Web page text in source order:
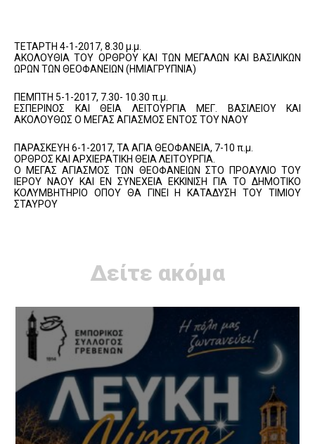
ΤΕΤΑΡΤΗ 4-1-2017, 8.30 μ.μ.
ΑΚΟΛΟΥΘΙΑ ΤΟΥ ΟΡΘΡΟΥ ΚΑΙ ΤΩΝ ΜΕΓΑΛΩΝ ΚΑΙ ΒΑΣΙΛΙΚΩΝ
ΩΡΩΝ ΤΩΝ ΘΕΟΦΑΝΕΙΩΝ (ΗΜΙΑΓΡΥΠΝΙΑ)
ΠΕΜΠΤΗ 5-1-2017, 7.30- 10.30 π.μ.
ΕΣΠΕΡΙΝΟΣ ΚΑΙ ΘΕΙΑ ΛΕΙΤΟΥΡΓΙΑ ΜΕΓ. ΒΑΣΙΛΕΙΟΥ ΚΑΙ
ΑΚΟΛΟΥΘΩΣ Ο ΜΕΓΑΣ ΑΓΙΑΣΜΟΣ ΕΝΤΟΣ ΤΟΥ ΝΑΟΥ
ΠΑΡΑΣΚΕΥΗ 6-1-2017, ΤΑ ΑΓΙΑ ΘΕΟΦΑΝΕΙΑ, 7-10 π.μ.
ΟΡΘΡΟΣ ΚΑΙ ΑΡΧΙΕΡΑΤΙΚΗ ΘΕΙΑ ΛΕΙΤΟΥΡΓΙΑ.
Ο ΜΕΓΑΣ ΑΓΙΑΣΜΟΣ ΤΩΝ ΘΕΟΦΑΝΕΙΩΝ ΣΤΟ ΠΡΟΑΥΛΙΟ ΤΟΥ
ΙΕΡΟΥ ΝΑΟΥ ΚΑΙ ΕΝ ΣΥΝΕΧΕΙΑ ΕΚΚΙΝΙΣΗ ΓΙΑ ΤΟ ΔΗΜΟΤΙΚΟ
ΚΟΛΥΜΒΗΤΗΡΙΟ ΟΠΟΥ ΘΑ ΓΙΝΕΙ Η ΚΑΤΑΔΥΣΗ ΤΟΥ ΤΙΜΙΟΥ
ΣΤΑΥΡΟΥ
Δείτε ακόμα